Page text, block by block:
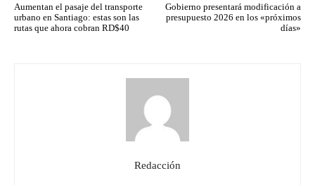
Aumentan el pasaje del transporte
urbano en Santiago: estas son las
rutas que ahora cobran RD$40
Gobierno presentará modificación a
presupuesto 2026 en los «próximos
días»
Redacción